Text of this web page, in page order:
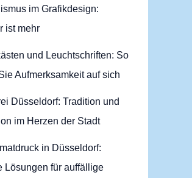
im Grafikdesign:
ist mehr
und Leuchtschriften: So
Aufmerksamkeit auf sich
Düsseldorf: Tradition und
im Herzen der Stadt
in Düsseldorf:
Lösungen für auffällige